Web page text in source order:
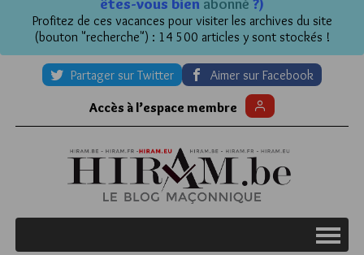
Profitez de ces vacances pour visiter les archives du site
(bouton "recherche") : 14 500 articles y sont stockés !
Partager sur Twitter Aimer sur Facebook
Accès à l’espace membre